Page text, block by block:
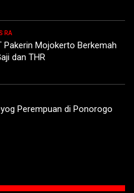
Pakerin Mojokerto Berkemah
dan THR
Perempuan di Ponorogo